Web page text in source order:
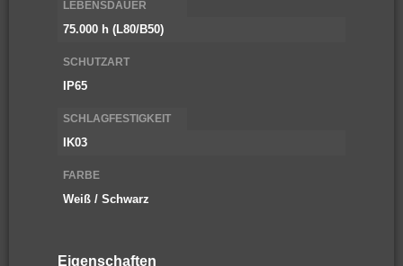
LEBENSDAUER
75.000 h (L80/B50)
SCHUTZART
IP65
SCHLAGFESTIGKEIT
IK03
FARBE
Weiß / Schwarz
Eigenschaften